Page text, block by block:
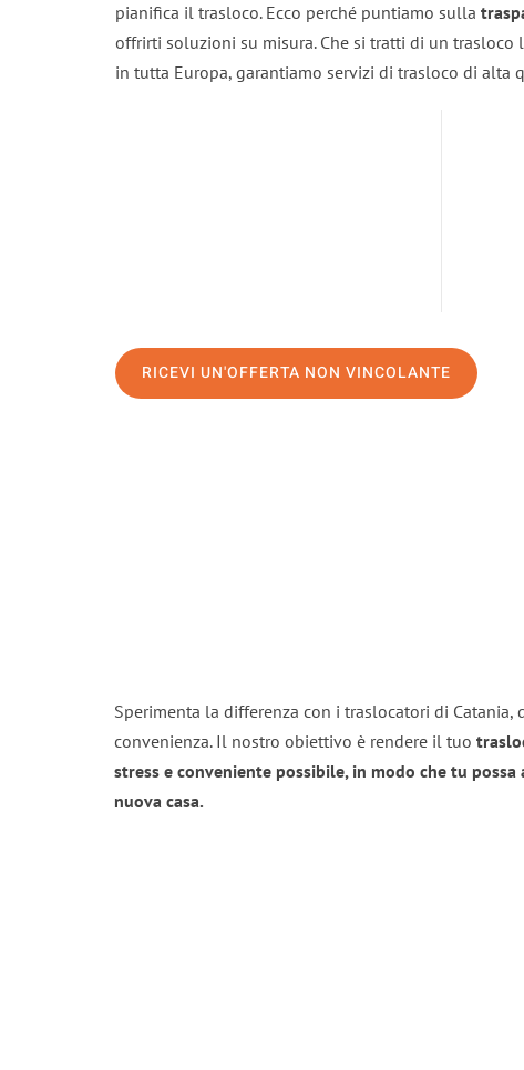
pianifica il trasloco. Ecco perché puntiamo sulla
offrirti soluzioni su misura. Che si tratti di un trasloco
in tutta Europa, garantiamo servizi di trasloco di alta
RICEVI UN'OFFERTA NON VINCOLANTE
Sperimenta la differenza con i traslocatori di
convenienza. Il nostro obiettivo è rendere il tuo
stress e conveniente possibile, in modo che tu
nuova casa.